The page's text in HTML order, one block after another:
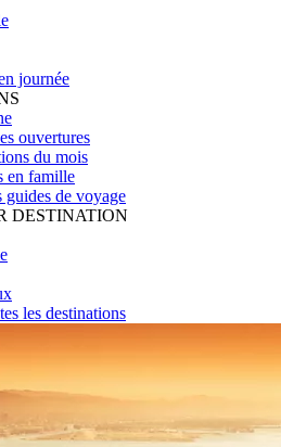
journée
ouvertures
du mois
en famille
guides de voyage
DESTINATION
les destinations